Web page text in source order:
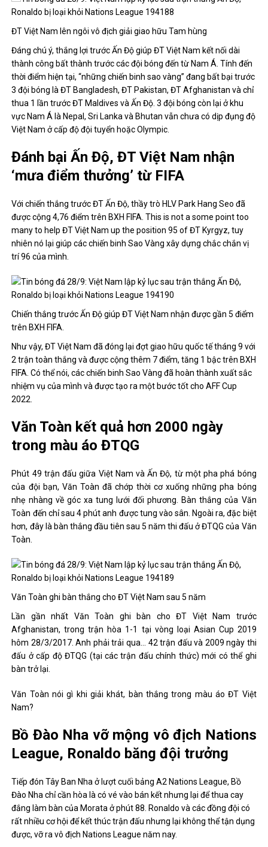
ĐT Việt Nam lên ngôi vô địch giải giao hữu Tam hùng
Đáng chú ý, thắng lợi trước Ấn Độ giúp ĐT Việt Nam kết nối dài
thành công bất thành trước các đội bóng đến từ Nam Á. Tính đến
thời điểm hiện tại, “những chiến binh sao vàng” đang bất bại trước
3 đội bóng là ĐT Bangladesh, ĐT Pakistan, ĐT Afghanistan và chỉ
thua 1 lần trước ĐT Maldives và Ấn Độ. 3 đội bóng còn lại ở khu
vực Nam Á là Nepal, Sri Lanka và Bhutan vẫn chưa có dịp đụng độ
Việt Nam ở cấp độ đội tuyển hoặc Olympic.
Đánh bại Ấn Độ, ĐT Việt Nam nhận
‘mưa điểm thưởng’ từ FIFA
Với chiến thắng trước ĐT Ấn Độ, thầy trò HLV Park Hang Seo đã
được cộng 4,76 điểm trên BXH FIFA. This is not a some point too
many to help ĐT Việt Nam up the position 95 of ĐT Kyrgyz, tuy
nhiên nó lại giúp các chiến binh Sao Vàng xây dựng chắc chắn vị
trí 96 của mình.
Chiến thắng trước Ấn Độ giúp ĐT Việt Nam nhận được gần 5 điểm
trên BXH FIFA.
Như vậy, ĐT Việt Nam đã đóng lại đợt giao hữu quốc tế tháng 9 với
2 trận toàn thắng và được cộng thêm 7 điểm, tăng 1 bậc trên BXH
FIFA. Có thể nói, các chiến binh Sao Vàng đã hoàn thành xuất sắc
nhiệm vụ của mình và được tạo ra một bước tốt cho AFF Cup
2022.
Văn Toàn kết quả hơn 2000 ngày
trong màu áo ĐTQG
Phút 49 trận đấu giữa Việt Nam và Ấn Độ, từ một pha phá bóng
của đội bạn, Văn Toàn đã chớp thời cơ xuống những pha bóng
nhẹ nhàng về góc xa tung lưới đối phương. Bàn thắng của Văn
Toàn đến chỉ sau 4 phút anh được tung vào sân. Ngoài ra, đặc biệt
hơn, đây là bàn thắng đầu tiên sau 5 năm thi đấu ở ĐTQG của Văn
Toàn.
Văn Toàn ghi bàn thắng cho ĐT Việt Nam sau 5 năm
Lần gần nhất Văn Toàn ghi bàn cho ĐT Việt Nam trước
Afghanistan, trong trận hòa 1-1 tại vòng loại Asian Cup 2019
hôm 28/3/2017. Anh phải trải qua… 42 trận đấu và 2009 ngày thi
đấu ở cấp độ ĐTQG (tại các trận đấu chính thức) mới có thể ghi
bàn trở lại.
Văn Toàn nói gì khi giải khát, bàn thắng trong màu áo ĐT Việt
Nam?
Bồ Đào Nha vỡ mộng vô địch Nations
League, Ronaldo băng đội trưởng
Tiếp đón Tây Ban Nha ở lượt cuối bảng A2 Nations League, Bồ
Đào Nha chỉ cần hòa là có vé vào bán kết nhưng lại để thua cay
đắng làm bàn của Morata ở phút 88. Ronaldo và các đồng đội có
rất nhiều cơ hội để kết thúc trận đấu nhưng lại không thể tận dụng
được, vỡ ra vô địch Nations League năm nay.